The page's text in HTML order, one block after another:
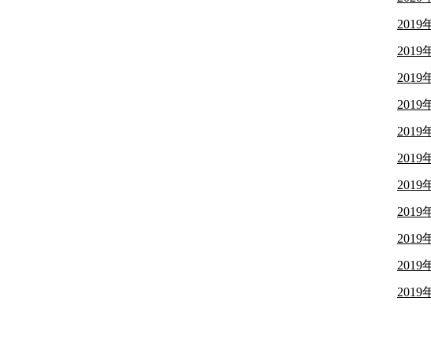
2019
2019
2019
2019
2019
2019
2019
2019
2019
2019
2019